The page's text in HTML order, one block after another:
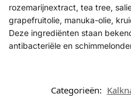
rozemarijnextract, tea tree,
grapefruitolie, manuka-olie,
Deze ingrediënten staan
antibacteriële en
Categorieën: